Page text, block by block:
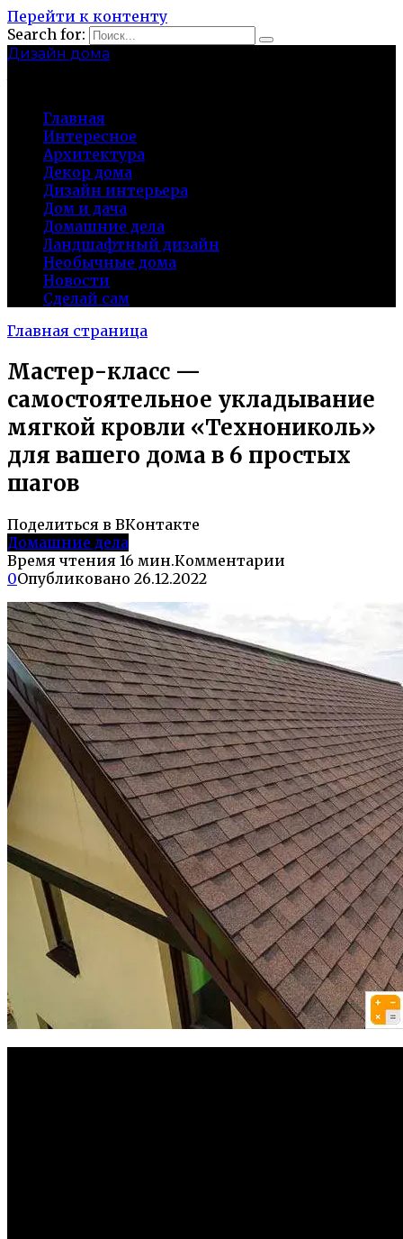
Перейти к контенту
Search for:
Дизайн дома
Главная
Интересное
Архитектура
Декор дома
Дизайн интерьера
Дом и дача
Домашние дела
Ландшафтный дизайн
Необычные дома
Новости
Сделай сам
Главная страница
Мастер-класс —
самостоятельное укладывание
мягкой кровли «Технониколь»
для вашего дома в 6 простых
шагов
Поделиться в ВКонтакте
Домашние дела
Время чтения 16 мин.Комментарии
0Опубликовано 26.12.2022